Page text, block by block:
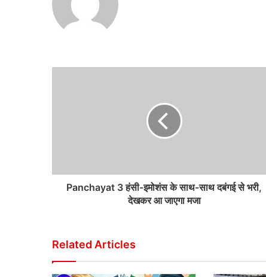
Panchayat 3 हंसी-इमोशंस के साथ-साथ दबंगई से भरी,
देखकर आ जाएगा मजा
Related Articles